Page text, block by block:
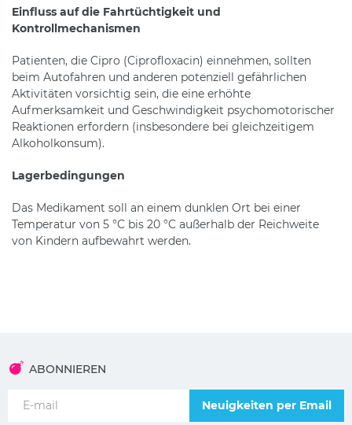
Einfluss auf die Fahrtüchtigkeit und
Kontrollmechanismen
Patienten, die Cipro (Ciprofloxacin) einnehmen, sollten
beim Autofahren und anderen potenziell gefährlichen
Aktivitäten vorsichtig sein, die eine erhöhte
Aufmerksamkeit und Geschwindigkeit psychomotorischer
Reaktionen erfordern (insbesondere bei gleichzeitigem
Alkoholkonsum).
Lagerbedingungen
Das Medikament soll an einem dunklen Ort bei einer
Temperatur von 5 °C bis 20 °C außerhalb der Reichweite
von Kindern aufbewahrt werden.
ABONNIEREN
Neuigkeiten per Email